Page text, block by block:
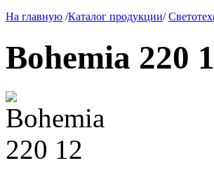
На главную /Каталог продукции/
Bohemia 220